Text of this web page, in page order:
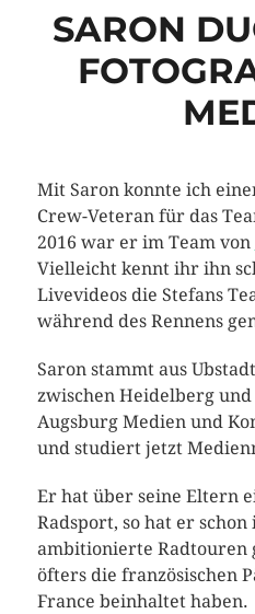
SARON
Mit Saron konnte ich
Crew-Veteran für das
2016 war er im Team von
Vielleicht kennt ihr ihn
Livevideos die Stefans
während des Rennens
Saron stammt aus
zwischen Heidelberg
Augsburg Medien und
und studiert jetzt
Er hat über seine Eltern
Radsport, so hat er
ambitionierte Radtouren
öfters die französischen
France beinhaltet haben.